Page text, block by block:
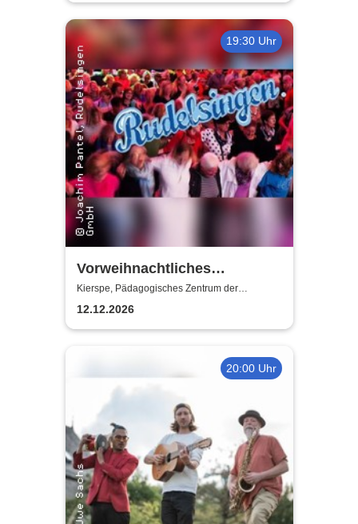
19:30 Uhr
Vorweihnachtliches
„Rudelsingen“ -
Pädagogisches Zentrum der
Gesamtschule Kierspe
Kierspe, Pädagogisches Zentrum der
Gesamtschule Kierspe
12.12.2026
20:00 Uhr